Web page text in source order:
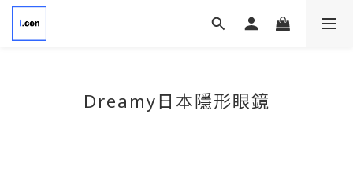
Dreamy日本隱形眼鏡